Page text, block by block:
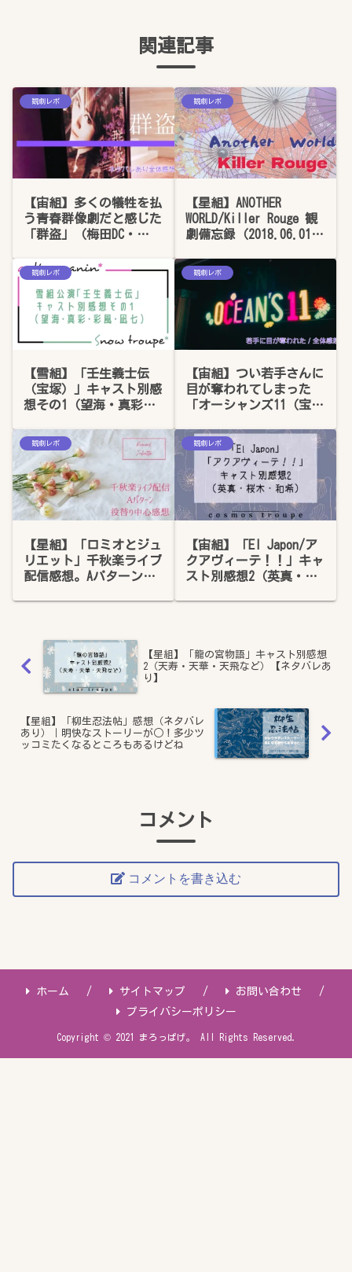
関連記事
観劇レポ
【宙組】多くの犠牲を払
う青春群像劇だと感じた
「群盗」（梅田DC・
【ネタバレあり】
観劇レポ
【星組】ANOTHER
WORLD/Killer Rouge 観
劇備忘録（2018.06.01）
観劇レポ
【雪組】「壬生義士伝
（宝塚）」キャスト別感
想その1（望海・真彩・
観劇レポ
【宙組】つい若手さんに
目が奪われてしまった
「オーシャンズ11（宝
の感想
観劇レポ
【星組】「ロミオとジュ
リエット」千秋楽ライブ
配信感想。Aパターンは
観劇レポ
【宙組】「El Japon/ア
クアヴィーテ！！」キャ
スト別感想2（英真・桜
【星組】「龍の宮物語」キャスト別感想
2（天寿・天華・天飛など）【ネタバレあ
り】
【星組】「柳生忍法帖」感想（ネタバレ
あり）｜明快なストーリーが○！多少ツ
ッコミたくなるところもあるけどね
コメント
コメントを書き込む
ホーム サイトマップ
お問い合わせ
プライバシーポリシー
Copyright © 2021 まろっぱげ。 All Rights Reserved.